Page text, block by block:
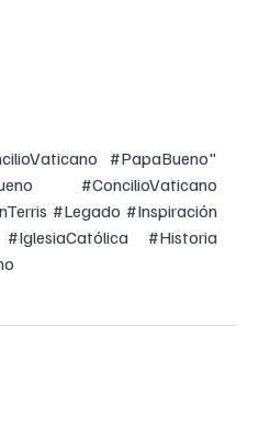
#PapaBueno"
#ConcilioVaticano
#Legado #Inspiración
#IglesiaCatólica
#Historia